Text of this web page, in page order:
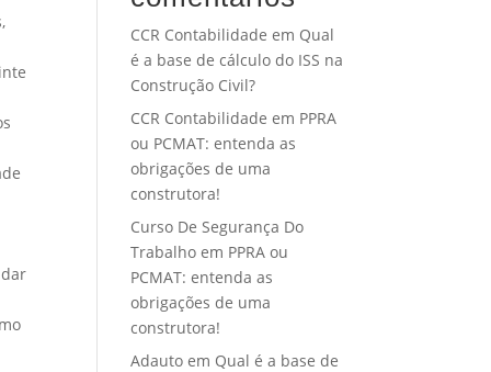
CCR Contabilidade em Qual
é a base de cálculo do ISS na
Construção Civil?
CCR Contabilidade em PPRA
ou PCMAT: entenda as
obrigações de uma
construtora!
Curso De Segurança Do
Trabalho em PPRA ou
PCMAT: entenda as
obrigações de uma
construtora!
Adauto em Qual é a base de